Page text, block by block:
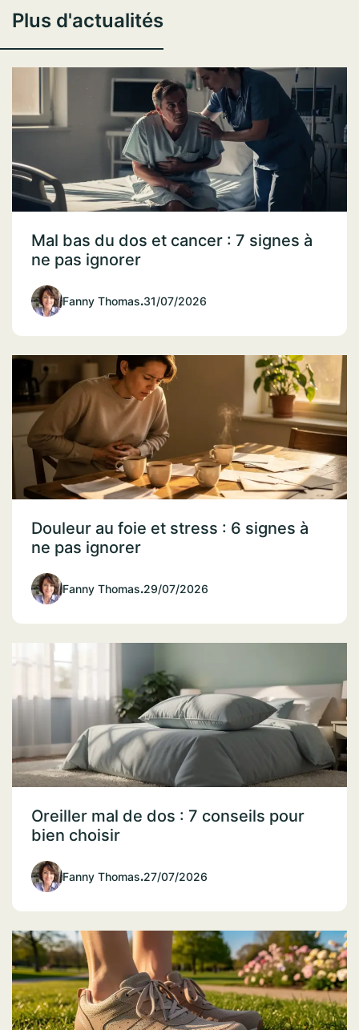
Plus d'actualités
Mal bas du dos et cancer : 7 signes à
ne pas ignorer
Fanny Thomas.31/07/2026
Douleur au foie et stress : 6 signes à
ne pas ignorer
Fanny Thomas.29/07/2026
Oreiller mal de dos : 7 conseils pour
bien choisir
Fanny Thomas.27/07/2026